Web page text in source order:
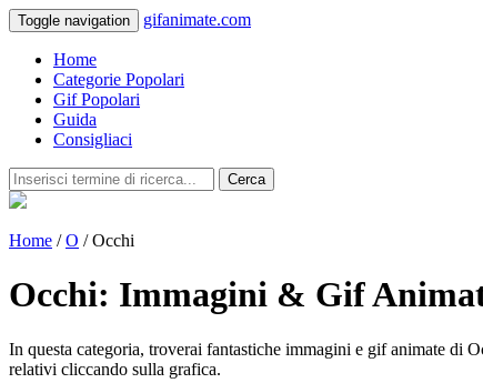
Toggle navigation gifanimate.com
Home
Categorie Popolari
Gif Popolari
Guida
Consigliaci
Cerca
Home /O / Occhi
Occhi: Immagini & Gif
In questa categoria, troverai fantastiche immagini e gif animate di
relativi cliccando sulla grafica.